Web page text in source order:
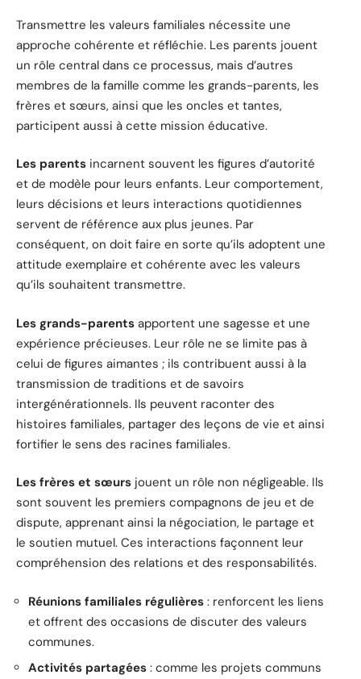
Transmettre les valeurs familiales nécessite une
approche cohérente et réfléchie. Les parents jouent
un rôle central dans ce processus, mais d’autres
membres de la famille comme les grands-parents, les
frères et sœurs, ainsi que les oncles et tantes,
participent aussi à cette mission éducative.
Les parents incarnent souvent les figures d’autorité
et de modèle pour leurs enfants. Leur comportement,
leurs décisions et leurs interactions quotidiennes
servent de référence aux plus jeunes. Par
conséquent, on doit faire en sorte qu’ils adoptent une
attitude exemplaire et cohérente avec les valeurs
qu’ils souhaitent transmettre.
Les grands-parents apportent une sagesse et une
expérience précieuses. Leur rôle ne se limite pas à
celui de figures aimantes ; ils contribuent aussi à la
transmission de traditions et de savoirs
intergénérationnels. Ils peuvent raconter des
histoires familiales, partager des leçons de vie et ainsi
fortifier le sens des racines familiales.
Les frères et sœurs jouent un rôle non négligeable. Ils
sont souvent les premiers compagnons de jeu et de
dispute, apprenant ainsi la négociation, le partage et
le soutien mutuel. Ces interactions façonnent leur
compréhension des relations et des responsabilités.
Réunions familiales régulières : renforcent les liens
et offrent des occasions de discuter des valeurs
communes.
Activités partagées : comme les projets communs